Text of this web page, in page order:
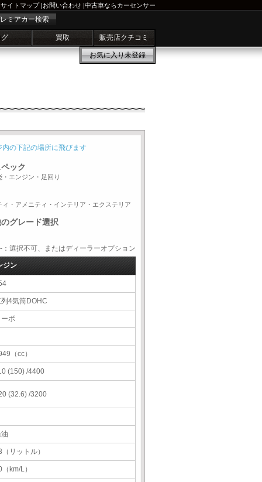
サイトマップ|お問い合わせ |中古車ならカーセンサー
ミアカー検索
買取 販売店クチコミ
お気に入り未登録
内の下記の場所に飛びます
ック
・エンジン・足回り
ィ・アメニティ・インテリア・エクステリア
グレード選択
択不可、またはディーラーオプション
ジン
4気筒DOHC
ーボ
（cc）
(150) /4400
(32.6) /3200
（リットル）
km/L）